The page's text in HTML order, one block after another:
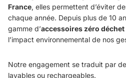
France, elles permettent d’éviter
chaque année. Depuis plus de 10
gamme d’accessoires zéro déchet
l’impact environnemental de nos
Notre engagement se traduit par
lavables ou rechargeables.